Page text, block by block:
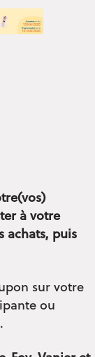
à votre
achats, puis
sur votre
ou